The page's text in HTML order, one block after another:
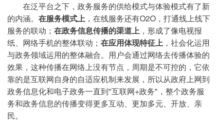
在泛平台之下，政务服务的供给模式与体验模式有了新
的内涵。 在服务模式上 ，在线服务还有O2O，打通线上线下
服务的联动； 在政务信息传播的渠道上 ，形成了像电视报
纸、网络手机的整体联动； 在应用体现特征上 ，社会化运用
与政务领域运用的整体融合。用户会通过网络去传播体验的
效果，这种传播在网络上没有节点，周期是不可控的，它依
靠的是互联网自身的自适应机制来发展，所以从政府上网到
政务信息化和电子政务一直到"互联网+政务"，整个政务服
务和政务信息的传播变得更多互动、更加多元、开放、亲
民。